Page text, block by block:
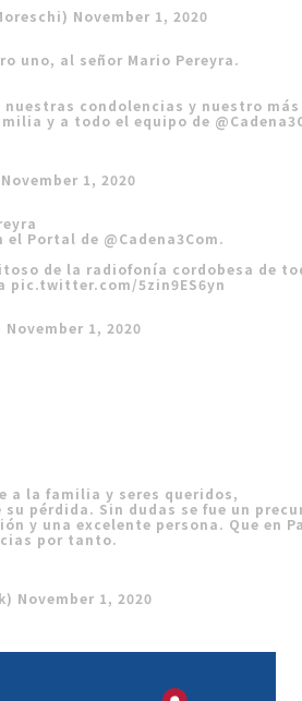
November 1, 2020
uno, al señor Mario Pereyra.
condolencias y nuestro más
y a todo el equipo de
November 1, 2020
el Portal de @Cadena3Com.
de la radiofonía cordobesa de
pic.twitter.com/5zin9ES6yn
November 1, 2020
a la familia y seres queridos,
pérdida. Sin dudas se fue un
y una excelente persona. Que en
por tanto.
November 1, 2020